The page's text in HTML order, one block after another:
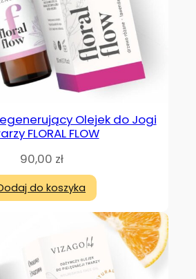
Olejek do Jogi
FLORAL FLOW
90,00 zł
do koszyka